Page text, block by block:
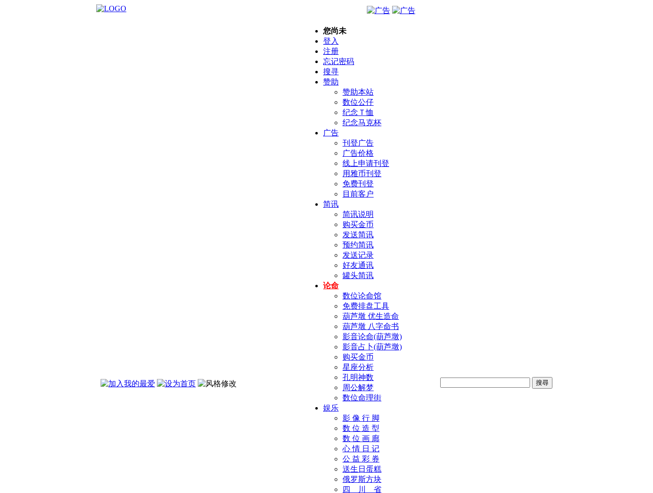
您尚未
登入
注册
忘记密码
搜寻
赞助
赞助本站
数位公仔
纪念Ｔ恤
纪念马克杯
广告
刊登广告
广告价格
线上申请刊登
用雅币刊登
免费刊登
目前客户
简讯
简讯说明
购买金币
发送简讯
预约简讯
发送记录
好友通讯
罐头简讯
论命
数位论命馆
免费排盘工具
葫芦墩 优生造命
葫芦墩 八字命书
影音论命(葫芦墩)
影音占卜(葫芦墩)
购买金币
星座分析
孔明神数
周公解梦
数位命理街
娱乐
影 像 行 脚
数 位 造 型
数 位 画 廊
心 情 日 记
公 益 彩 券
送生日蛋糕
俄罗斯方块
四 川 省